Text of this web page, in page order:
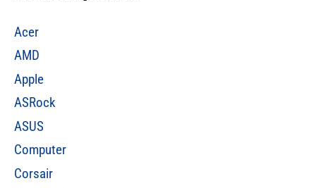
Acer
AMD
Apple
ASRock
ASUS
Computer
Corsair